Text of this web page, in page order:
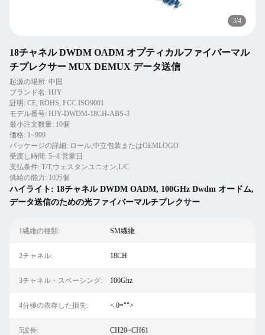
3/4
18チャネル DWDM OADM オプティカルファイバーマル
チプレクサー MUX DEMUX データ送信
起源の場所: 中国
ブランド名: HJY
証明: CE, ROHS, FCC ISO9001
モデル番号: HJY-DWDM-18CH-ABS-3
最小注文数量: 10個
価格: 1~999
パッケージの詳細: ロール,中立包装またはOEMLOGO
受渡し時間: 5~8 営業日
支払条件: T/T,ウェスタンユニオン,L/C
供給の能力: 10万個
ハイライト: 18チャネル DWDM OADM, 100GHz Dwdm オードム,
データ送信のための光ファイバーマルチプレクサー
1繊維の種類: SM繊維
2チャネル: 18CH
3チャネル・スペーシング: 100Ghz
4分極の依存した損失: < 0="">
5波長: CH20~CH61